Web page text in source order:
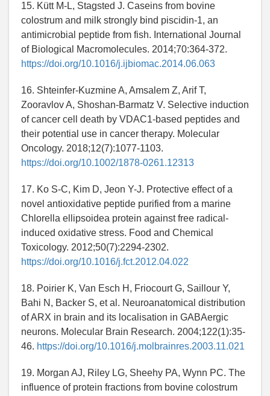
15. Kütt M-L, Stagsted J. Caseins from bovine
colostrum and milk strongly bind piscidin-1, an
antimicrobial peptide from fish. International Journal
of Biological Macromolecules. 2014;70:364-372.
https://doi.org/10.1016/j.ijbiomac.2014.06.063
16. Shteinfer-Kuzmine A, Amsalem Z, Arif T,
Zooravlov A, Shoshan-Barmatz V. Selective induction
of cancer cell death by VDAC1-based peptides and
their potential use in cancer therapy. Molecular
Oncology. 2018;12(7):1077-1103.
https://doi.org/10.1002/1878-0261.12313
17. Ko S-C, Kim D, Jeon Y-J. Protective effect of a
novel antioxidative peptide purified from a marine
Chlorella ellipsoidea protein against free radical-
induced oxidative stress. Food and Chemical
Toxicology. 2012;50(7):2294-2302.
https://doi.org/10.1016/j.fct.2012.04.022
18. Poirier K, Van Esch H, Friocourt G, Saillour Y,
Bahi N, Backer S, et al. Neuroanatomical distribution
of ARX in brain and its localisation in GABAergic
neurons. Molecular Brain Research. 2004;122(1):35-
46. https://doi.org/10.1016/j.molbrainres.2003.11.021
19. Morgan AJ, Riley LG, Sheehy PA, Wynn PC. The
influence of protein fractions from bovine colostrum